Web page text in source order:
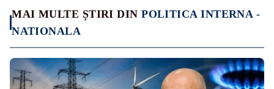
MAI MULTE ȘTIRI DINPOLITICA INTERNA -
NATIONALA